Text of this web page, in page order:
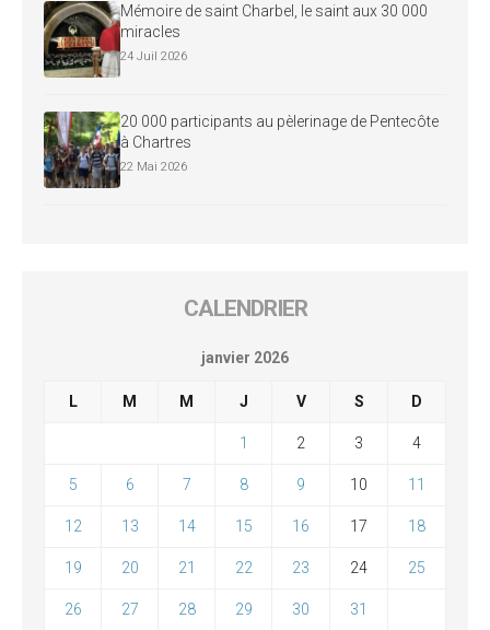
Mémoire de saint Charbel, le saint aux 30 000
miracles
24 Juil 2026
20 000 participants au pèlerinage de Pentecôte
à Chartres
22 Mai 2026
CALENDRIER
janvier 2026
L M M J V S D
1 2 3 4
5 6 7 8 9 10 11
12 13 14 15 16 17 18
19 20 21 22 23 24 25
26 27 28 29 30 31